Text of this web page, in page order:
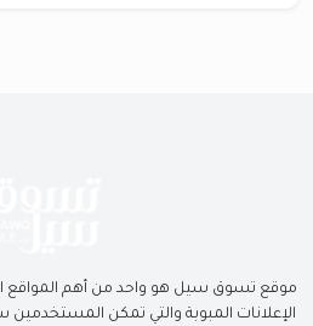
موقع تسوق سيل هو واحد من أهم المواقع
الإعلانات المبوبة والتي تمكن